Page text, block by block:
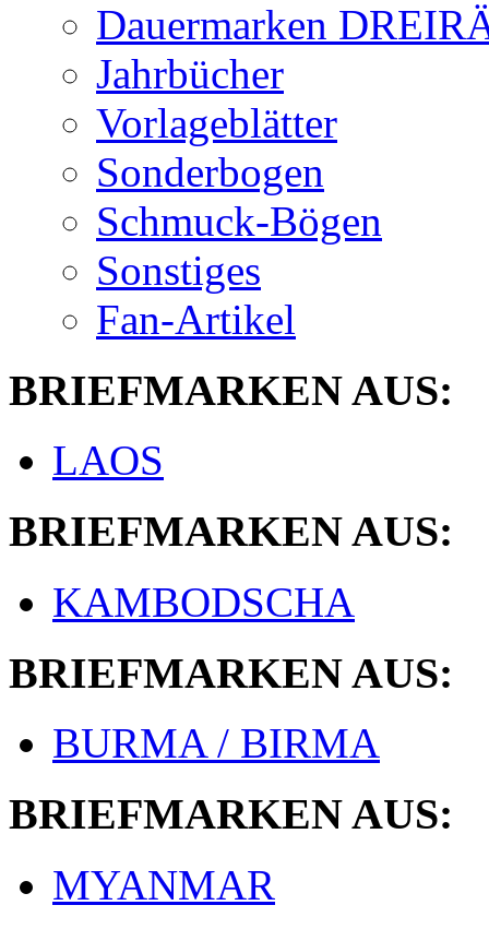
Dauermarken
Jahrbücher
Vorlageblätter
Sonderbogen
Schmuck-Bögen
Sonstiges
Fan-Artikel
BRIEFMARKEN AUS:
LAOS
BRIEFMARKEN AUS:
KAMBODSCHA
BRIEFMARKEN AUS:
BURMA / BIRMA
BRIEFMARKEN AUS:
MYANMAR